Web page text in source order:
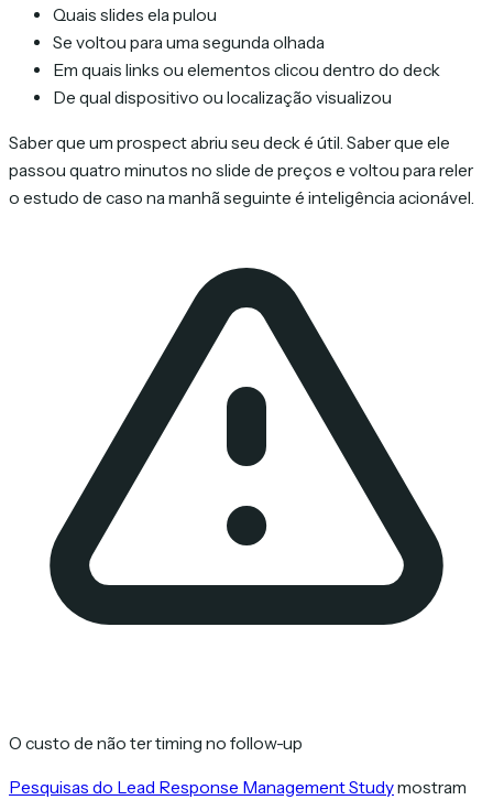
Quais slides ela pulou
Se voltou para uma segunda olhada
Em quais links ou elementos clicou dentro do deck
De qual dispositivo ou localização visualizou
Saber que um prospect abriu seu deck é útil. Saber que ele
passou quatro minutos no slide de preços e voltou para reler
o estudo de caso na manhã seguinte é inteligência acionável.
O custo de não ter timing no follow-up
Pesquisas do Lead Response Management Studymostram